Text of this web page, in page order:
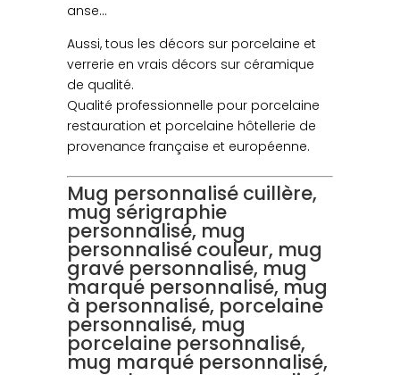
anse…
Aussi, tous les décors sur porcelaine et
verrerie en vrais décors sur céramique
de qualité.
Qualité professionnelle pour porcelaine
restauration et porcelaine hôtellerie de
provenance française et européenne.
Mug personnalisé cuillère,
mug sérigraphie
personnalisé, mug
personnalisé couleur, mug
gravé personnalisé, mug
marqué personnalisé, mug
à personnalisé, porcelaine
personnalisé, mug
porcelaine personnalisé,
mug marqué personnalisé,